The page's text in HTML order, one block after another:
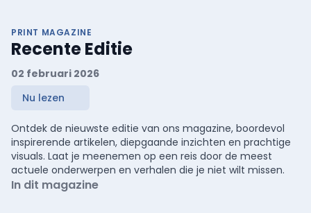
PRINT MAGAZINE
Recente Editie
02 februari 2026
Nu lezen
Ontdek de nieuwste editie van ons magazine, boordevol
inspirerende artikelen, diepgaande inzichten en prachtige
visuals. Laat je meenemen op een reis door de meest
actuele onderwerpen en verhalen die je niet wilt missen.
In dit magazine